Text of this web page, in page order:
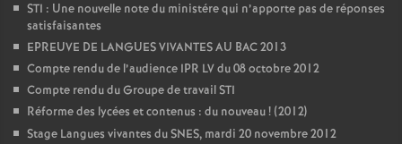
STI : Une nouvelle note du ministére qui n’apporte pas de réponses
satisfaisantes
EPREUVE DE LANGUES VIVANTES AU BAC 2013
Compte rendu de l’audience IPR LV du 08 octobre 2012
Compte rendu du Groupe de travail STI
Réforme des lycées et contenus : du nouveau! (2012)
Stage Langues vivantes du SNES, mardi 20 novembre 2012